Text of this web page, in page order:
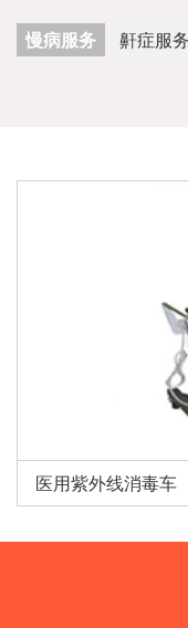
慢病服务 鼾症服务
医用紫外线消毒车